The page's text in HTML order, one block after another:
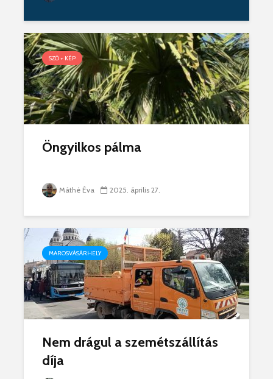
SZÓ + KÉP
Öngyilkos pálma
Máthé Éva 2025. április 27.
MAROSVÁSÁRHELY
Nem drágul a szemétszállítás
díja